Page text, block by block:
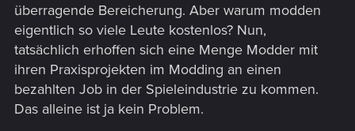
alle Entwickeln am Spieler vorbei , und wundern sich dann
das Spiele floppen. Was ja nachweißlich passiert ist.
Ja die Grundstory grade bei SP Spielen, das das ein Studio
selber macht das ist total I.O. und soll auch so ein aber das
ganze drum herum da könnte man doch die Community mit
einbeziehen.
überragende Bereicherung. Aber warum modden
eigentlich so viele Leute kostenlos? Nun,
tatsächlich erhoffen sich eine Menge Modder mit
ihren Praxisprojekten im Modding an einen
bezahlten Job in der Spieleindustrie zu kommen.
Das alleine ist ja kein Problem.